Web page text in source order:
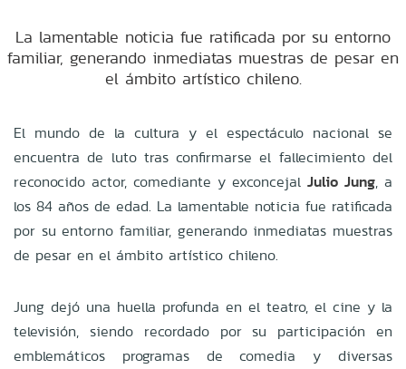
La lamentable noticia fue ratificada por su entorno
familiar, generando inmediatas muestras de pesar en
el ámbito artístico chileno.
El mundo de la cultura y el espectáculo nacional se
encuentra de luto tras confirmarse el fallecimiento del
reconocido actor, comediante y exconcejal Julio Jung, a
los 84 años de edad. La lamentable noticia fue ratificada
por su entorno familiar, generando inmediatas muestras
de pesar en el ámbito artístico chileno.
Jung dejó una huella profunda en el teatro, el cine y la
televisión, siendo recordado por su participación en
emblemáticos programas de comedia y diversas